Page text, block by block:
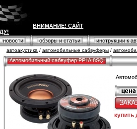
ВНИМАНИЕ! САЙТ
новости обзоры и статьи
инструкции к
автоакустика / автомобильные сабвуферы /
Автомобильный сабвуфер PPI A.8SQ
купить